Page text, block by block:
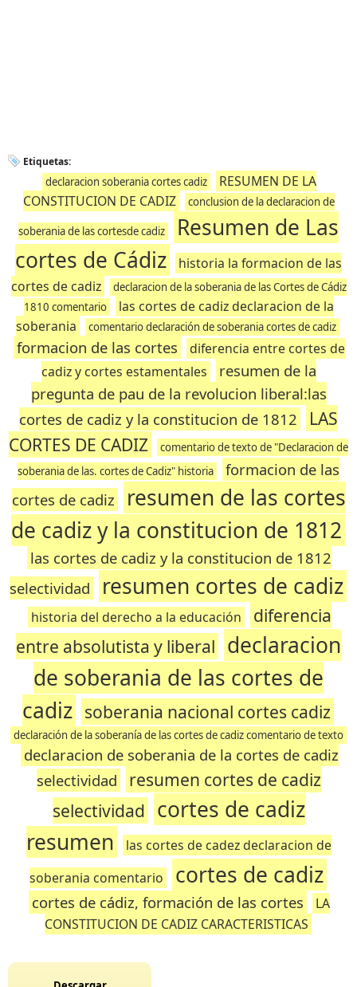
Etiquetas:
declaracion soberania cortes cadiz
RESUMEN DE LA
CONSTITUCION DE CADIZ
conclusion de la declaracion de
soberania de las cortesde cadiz
Resumen de Las
cortes de Cádiz
historia la formacion de las
cortes de cadiz
declaracion de la soberania de las Cortes de Cádiz
1810 comentario
las cortes de cadiz declaracion de la
soberania
comentario declaración de soberania cortes de cadiz
formacion de las cortes
diferencia entre cortes de
cadiz y cortes estamentales
resumen de la
pregunta de pau de la revolucion liberal:las
cortes de cadiz y la constitucion de 1812
LAS
CORTES DE CADIZ
comentario de texto de "Declaracion de
soberania de las. cortes de Cadiz" historia
formacion de las
cortes de cadiz
resumen de las cortes
de cadiz y la constitucion de 1812
las cortes de cadiz y la constitucion de 1812
selectividad
resumen cortes de cadiz
historia del derecho a la educación
diferencia
entre absolutista y liberal declaracion
de soberania de las cortes de
cadiz soberania nacional cortes cadiz
declaración de la soberanía de las cortes de cadiz comentario de texto
declaracion de soberania de la cortes de cadiz
selectividad
resumen cortes de cadiz
selectividad cortes de cadiz
resumen
las cortes de cadez declaracion de
soberania comentario
cortes de cadiz
cortes de cádiz, formación de las cortes
LA
CONSTITUCION DE CADIZ CARACTERISTICAS